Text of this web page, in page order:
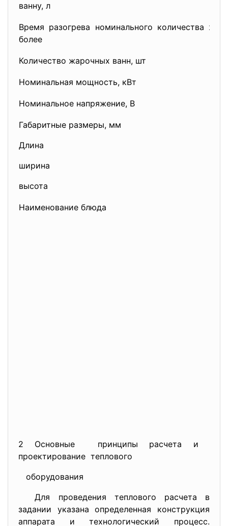
ванну, л
Время разогрева номинального количества
более
Количество жарочных ванн, шт
Номинальная мощность, кВт
Номинальное напряжение, В
Габаритные размеры, мм
Длина
ширина
высота
Наименование блюда
2 Основные принципы расчета и
проектирование теплового
оборудования
Для проведения теплового расчета в
задании указана определенная конструкция
аппарата и технологический процесс.